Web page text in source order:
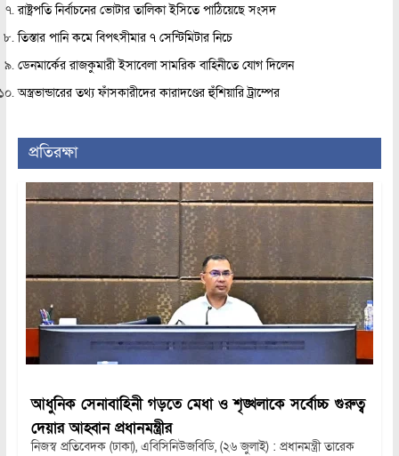
রাষ্ট্রপতি নির্বাচনের ভোটার তালিকা ইসিতে পাঠিয়েছে সংসদ
তিস্তার পানি কমে বিপৎসীমার ৭ সেন্টিমিটার নিচে
ডেনমার্কের রাজকুমারী ইসাবেলা সামরিক বাহিনীতে যোগ দিলেন
অস্ত্রভান্ডারের তথ্য ফাঁসকারীদের কারাদণ্ডের হুঁশিয়ারি ট্রাম্পের
প্রতিরক্ষা
আধুনিক সেনাবাহিনী গড়তে মেধা ও শৃঙ্খলাকে সর্বোচ্চ গুরুত্ব
দেয়ার আহ্বান প্রধানমন্ত্রীর
নিজস্ব প্রতিবেদক (ঢাকা), এবিসিনিউজবিডি, (২৬ জুলাই) : প্রধানমন্ত্রী তারেক